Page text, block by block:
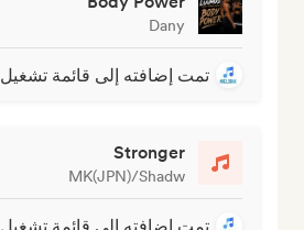
Dany
تمت إضافته إلى قائمة تشغيل
Stronger
MK(JPN)/Shadw
تمت إضافته إلى قائمة تشغيل